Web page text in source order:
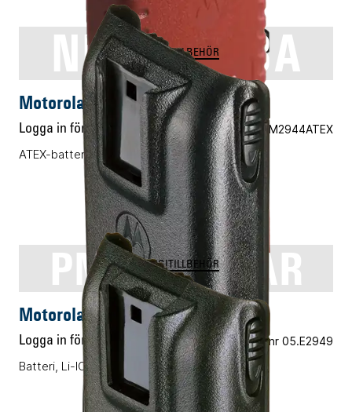
NNTN7383A
ENERGITILLBEHÖR
Motorola NNTN7383A
Logga in för pris Vårt art.nr 05.M2944ATEX
ATEX-batteri, Li-ION, 725mAh
PMNN4158AR
ENERGITILLBEHÖR
Motorola PMNN4158AR
Logga in för pris Vårt art.nr 05.E2949
Batteri, Li-ION, 1500mAh